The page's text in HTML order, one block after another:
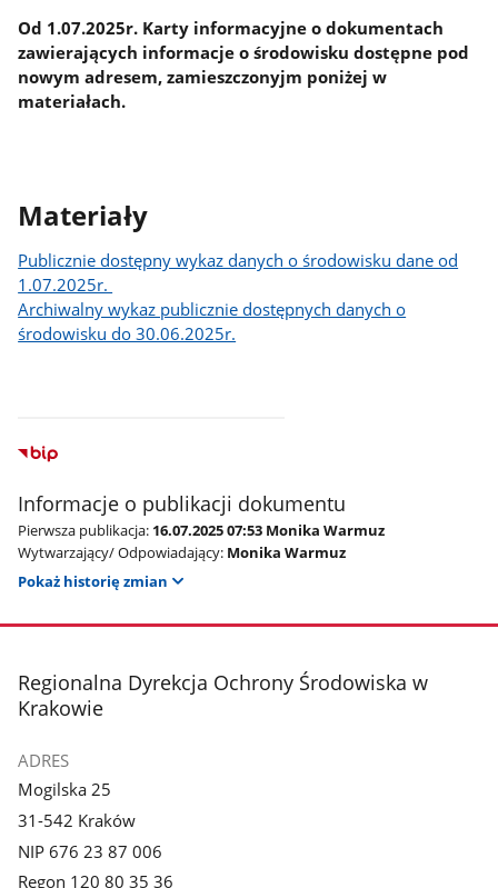
Od 1.07.2025r. Karty informacyjne o dokumentach
zawierających informacje o środowisku dostępne pod
nowym adresem, zamieszczonyjm poniżej w
materiałach.
Materiały
Publicznie dostępny wykaz danych o środowisku dane od
1.07.2025r.
Archiwalny wykaz publicznie dostępnych danych o
środowisku do 30.06.2025r.
Informacje o publikacji dokumentu
Pierwsza publikacja: 16.07.2025 07:53 Monika Warmuz
Wytwarzający/ Odpowiadający: Monika Warmuz
Pokaż historię zmian
stopka
Regionalna Dyrekcja Ochrony Środowiska w
Krakowie
ADRES
Mogilska 25
31-542 Kraków
NIP 676 23 87 006
Regon 120 80 35 36